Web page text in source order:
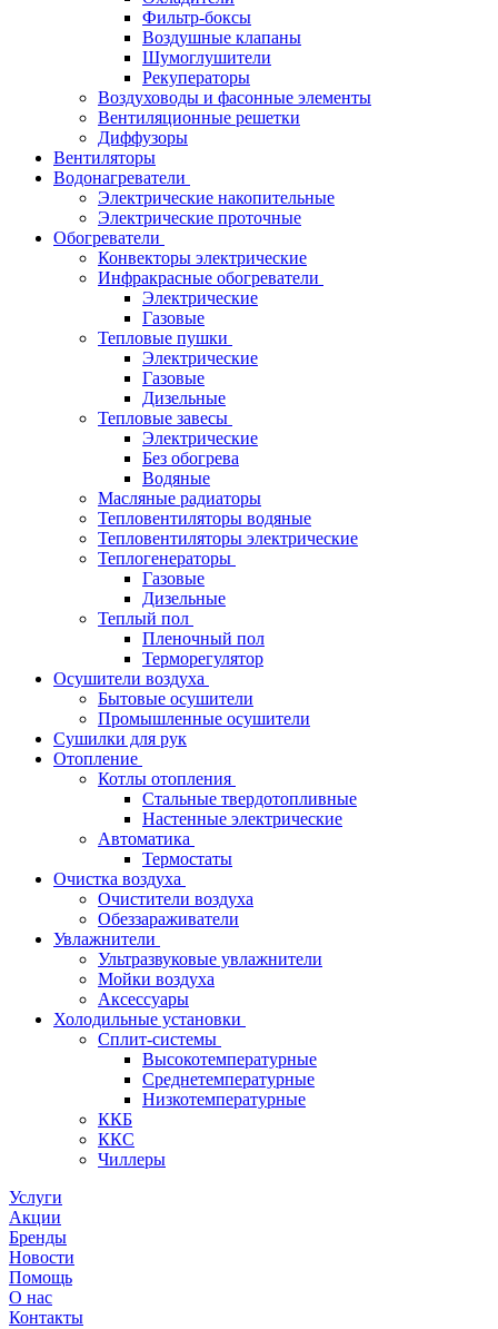
Фильтр-боксы
Воздушные клапаны
Шумоглушители
Рекуператоры
Воздуховоды и фасонные элементы
Вентиляционные решетки
Диффузоры
Вентиляторы
Водонагреватели
Электрические накопительные
Электрические проточные
Обогреватели
Конвекторы электрические
Инфракрасные обогреватели
Электрические
Газовые
Тепловые пушки
Электрические
Газовые
Дизельные
Тепловые завесы
Электрические
Без обогрева
Водяные
Масляные радиаторы
Тепловентиляторы водяные
Тепловентиляторы электрические
Теплогенераторы
Газовые
Дизельные
Теплый пол
Пленочный пол
Терморегулятор
Осушители воздуха
Бытовые осушители
Промышленные осушители
Сушилки для рук
Отопление
Котлы отопления
Стальные твердотопливные
Настенные электрические
Автоматика
Термостаты
Очистка воздуха
Очистители воздуха
Обеззараживатели
Увлажнители
Ультразвуковые увлажнители
Мойки воздуха
Аксессуары
Холодильные установки
Сплит-системы
Высокотемпературные
Среднетемпературные
Низкотемпературные
ККБ
ККС
Чиллеры
Услуги
Акции
Бренды
Новости
Помощь
О нас
Контакты